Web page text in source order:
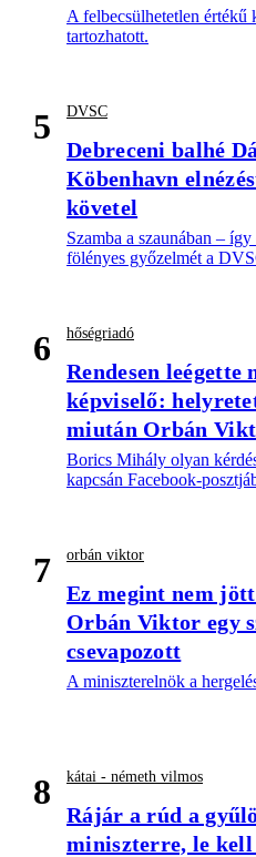
A felbecsülhetetlen értékű
tartozhatott.
5 DVSC
Debreceni balhé
Köbenhavn
követel
Szamba a szaunában –
fölényes győzelmét a
6 hőségriadó
Rendesen leégette
képviselő:
miután Orbán
Borics Mihály olyan
kapcsán Facebook-
7 orbán viktor
Ez megint nem
Orbán Viktor egy
csevapozott
A miniszterelnök a
8 kátai - németh vilmos
Rájár a rúd a
miniszterre, le kell